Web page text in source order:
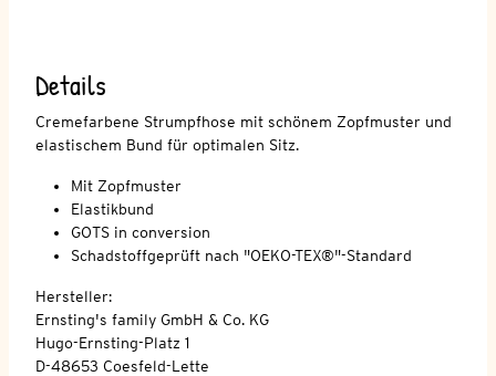
Details
Cremefarbene Strumpfhose mit schönem Zopfmuster und
elastischem Bund für optimalen Sitz.
Mit Zopfmuster
Elastikbund
GOTS in conversion
Schadstoffgeprüft nach "OEKO-TEX®"-Standard
Hersteller:
Ernsting's family GmbH & Co. KG
Hugo-Ernsting-Platz 1
D-48653 Coesfeld-Lette